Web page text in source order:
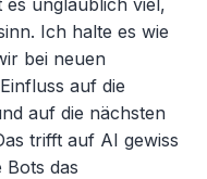
Ich halte es wie
bei neuen
auf die
auf die nächsten
trifft auf AI gewiss
Bots das